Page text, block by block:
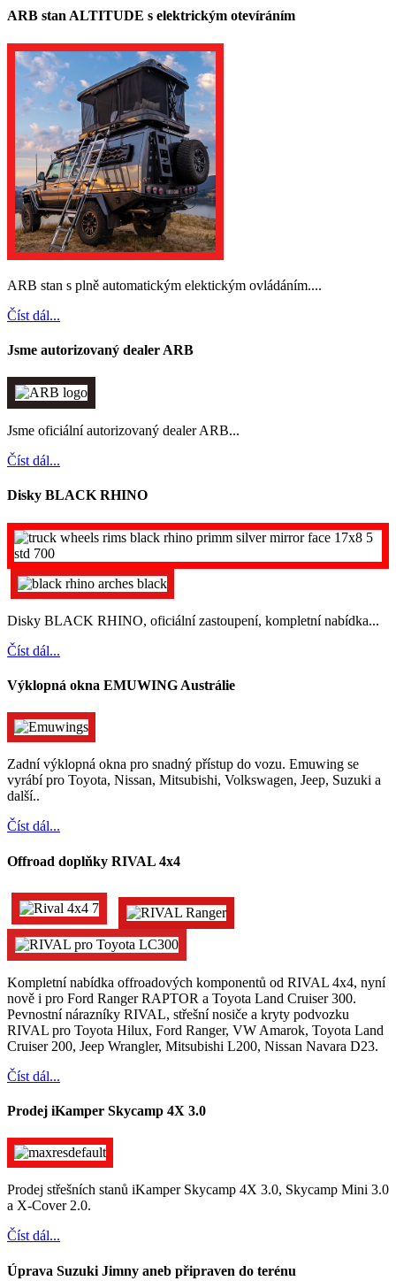
ARB stan ALTITUDE s elektrickým otevíráním
ARB stan s plně automatickým elektickým ovládáním....
Číst dál...
Jsme autorizovaný dealer ARB
Jsme oficiální autorizovaný dealer ARB...
Číst dál...
Disky BLACK RHINO
Disky BLACK RHINO, oficiální zastoupení, kompletní nabídka...
Číst dál...
Výklopná okna EMUWING Austrálie
Zadní výklopná okna pro snadný přístup do vozu. Emuwing se
vyrábí pro Toyota, Nissan, Mitsubishi, Volkswagen, Jeep, Suzuki a
další..
Číst dál...
Offroad doplňky RIVAL 4x4
Kompletní nabídka offroadových komponentů od RIVAL 4x4, nyní
nově i pro Ford Ranger RAPTOR a Toyota Land Cruiser 300.
Pevnostní nárazníky RIVAL, střešní nosiče a kryty podvozku
RIVAL pro Toyota Hilux, Ford Ranger, VW Amarok, Toyota Land
Cruiser 200, Jeep Wrangler, Mitsubishi L200, Nissan Navara D23.
Číst dál...
Prodej iKamper Skycamp 4X 3.0
Prodej střešních stanů iKamper Skycamp 4X 3.0, Skycamp Mini 3.0
a X-Cover 2.0.
Číst dál...
Úprava Suzuki Jimny aneb připraven do terénu